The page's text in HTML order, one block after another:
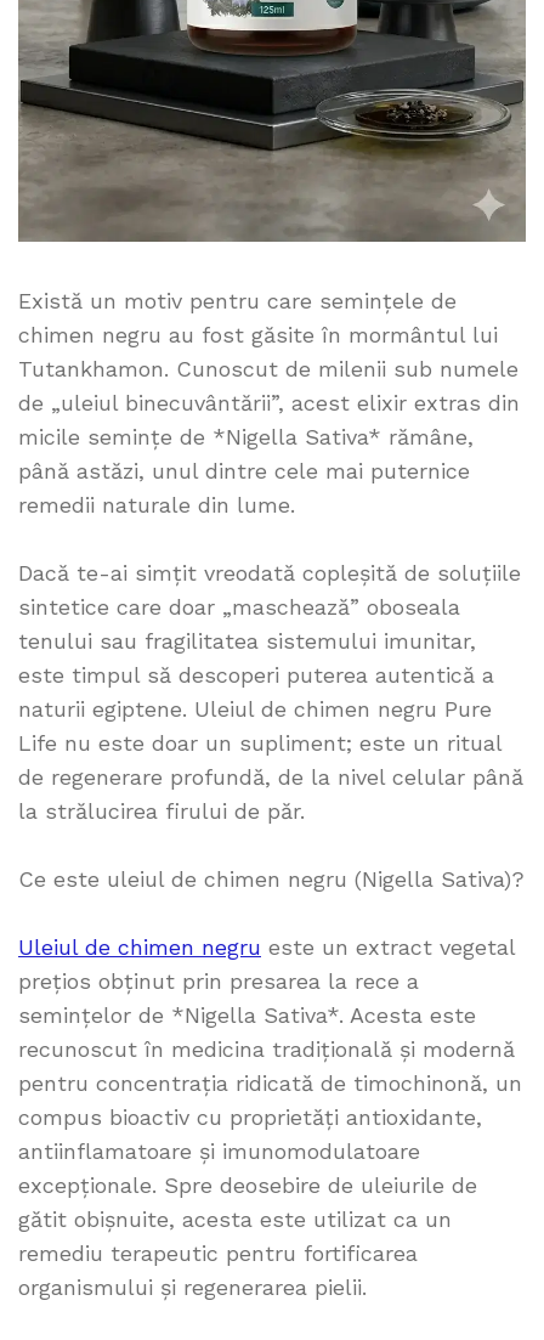
Există un motiv pentru care semințele de
chimen negru au fost găsite în mormântul lui
Tutankhamon. Cunoscut de milenii sub numele
de „uleiul binecuvântării”, acest elixir extras din
micile semințe de *Nigella Sativa* rămâne,
până astăzi, unul dintre cele mai puternice
remedii naturale din lume.
Dacă te-ai simțit vreodată copleșită de soluțiile
sintetice care doar „maschează” oboseala
tenului sau fragilitatea sistemului imunitar,
este timpul să descoperi puterea autentică a
naturii egiptene. Uleiul de chimen negru Pure
Life nu este doar un supliment; este un ritual
de regenerare profundă, de la nivel celular până
la strălucirea firului de păr.
Ce este uleiul de chimen negru (Nigella Sativa)?
Uleiul de chimen negru este un extract vegetal
prețios obținut prin presarea la rece a
semințelor de *Nigella Sativa*. Acesta este
recunoscut în medicina tradițională și modernă
pentru concentrația ridicată de timochinonă, un
compus bioactiv cu proprietăți antioxidante,
antiinflamatoare și imunomodulatoare
excepționale. Spre deosebire de uleiurile de
gătit obișnuite, acesta este utilizat ca un
remediu terapeutic pentru fortificarea
organismului și regenerarea pielii.